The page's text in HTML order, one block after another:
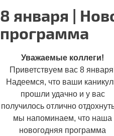
8 января |
программа
Уважаемые коллеги!
Приветствуем вас 8
Надеемся, что ваши
прошли удачно и у вас
получилось отлично
мы напоминаем, что наша
новогодняя программа